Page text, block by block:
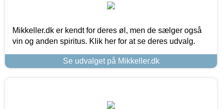
Mikkeller.dk er kendt for deres øl, men de sælger også
vin og anden spiritus. Klik her for at se deres udvalg.
Se udvalget på Mikkeller.dk